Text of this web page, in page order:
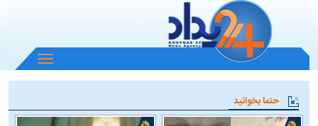
باز
و
منو
حتما بخوانید